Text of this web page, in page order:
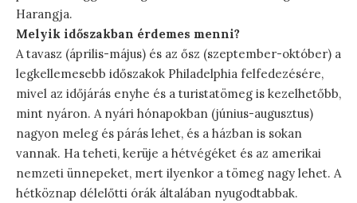
Harangja.
Melyik időszakban érdemes menni?
A tavasz (április-május) és az ősz (szeptember-október) a
legkellemesebb időszakok Philadelphia felfedezésére,
mivel az időjárás enyhe és a turistatömeg is kezelhetőbb,
mint nyáron. A nyári hónapokban (június-augusztus)
nagyon meleg és párás lehet, és a házban is sokan
vannak. Ha teheti, kerüje a hétvégéket és az amerikai
nemzeti ünnepeket, mert ilyenkor a tömeg nagy lehet. A
hétköznap délelőtti órák általában nyugodtabbak.